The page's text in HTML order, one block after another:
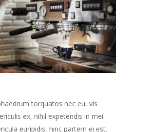
torquatos nec eu, vis
ex, nihil expetendis in mei.
euripidis, hinc partem ei est.